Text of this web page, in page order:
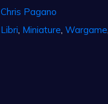
Chris Pagano
Libri Miniature Wargame